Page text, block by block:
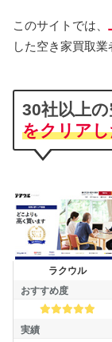
このサイトでは、
した空き家買取業
30社以上
をクリア
買取業者
おすすめ度
おすすめ度
実績
ラクウル